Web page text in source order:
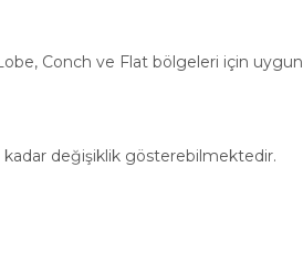
Conch ve Flat bölgeleri için uygun
değişiklik gösterebilmektedir.